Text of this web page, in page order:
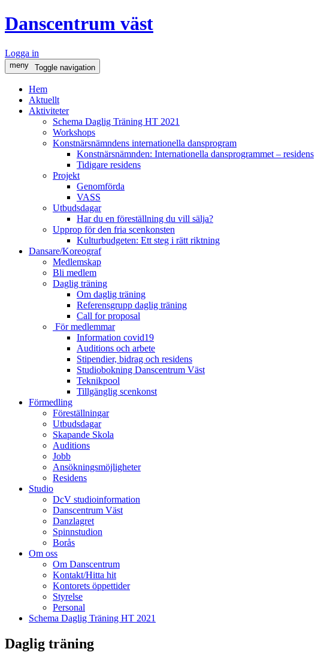
Danscentrum väst
Logga in
meny Toggle navigation
Hem
Aktuellt
Aktiviteter
Schema Daglig Träning HT 2021
Workshops
Konstnärsnämndens internationella dansprogram
Konstnärsnämnden: Internationella dansprogrammet – residens
Tidigare residens
Projekt
Genomförda
VASS
Utbudsdagar
Har du en föreställning du vill sälja?
Upprop för den fria scenkonsten
Kulturbudgeten: Ett steg i rätt riktning
Dansare/Koreograf
Medlemskap
Bli medlem
Daglig träning
Om daglig träning
Referensgrupp daglig träning
Call for proposal
För medlemmar
Information covid19
Auditions och arbete
Stipendier, bidrag och residens
Studiobokning Danscentrum Väst
Teknikpool
Tillgänglig scenkonst
Förmedling
Föreställningar
Utbudsdagar
Skapande Skola
Auditions
Jobb
Ansökningsmöjligheter
Residens
Studio
DcV studioinformation
Danscentrum Väst
Danzlagret
Spinnstudion
Borås
Om oss
Om Danscentrum
Kontakt/Hitta hit
Kontorets öppettider
Styrelse
Personal
Schema Daglig Träning HT 2021
Daglig träning